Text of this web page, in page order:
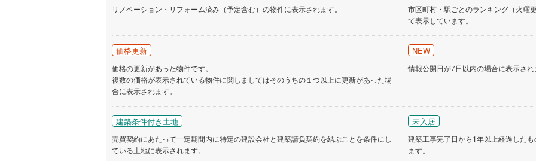
リノベーション・リフォーム済み（予定含む）の物件に表示されます。
市区町村・駅ごとのランキング（火曜
て表示しています。
価格更新
価格の更新があった物件です。
複数の価格が表示されている物件に関しましてはそのうちの１つ以上に更新があった場
合に表示されます。
NEW
情報公開日が7日以内の場合に表示さ
建築条件付き土地
売買契約にあたって一定期間内に特定の建設会社と建築請負契約を結ぶことを条件にし
ている土地に表示されます。
未入居
建築工事完了日から1年以上経過した
ます。